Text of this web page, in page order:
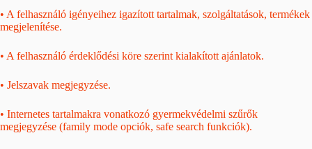
• A felhasználó igényeihez igazított tartalmak, szolgáltatások, termékek
megjelenítése.
• A felhasználó érdeklődési köre szerint kialakított ajánlatok.
• Jelszavak megjegyzése.
• Internetes tartalmakra vonatkozó gyermekvédelmi szűrők
megjegyzése (family mode opciók, safe search funkciók).